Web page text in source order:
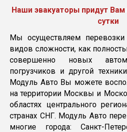
Наши эвакуаторы придут
сутки
Мы осуществляем
видов сложности, как
совершенно новых
погрузчиков и другой
Модуль Авто Вы можете
на территории Москвы и
областях центрального
странах СНГ. Модуль Авто
многие города: Санкт-